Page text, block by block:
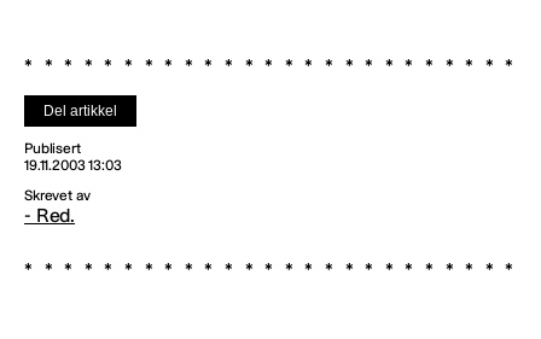
Del artikkel
Publisert
19.11.2003 13:03
Skrevet av
- Red.